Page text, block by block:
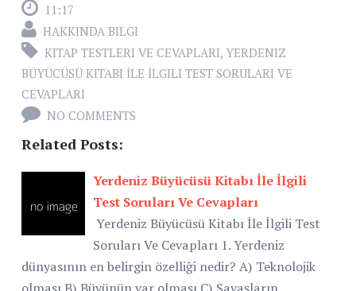
11:17
HAKKINDA BILGI
KITAP TESTLERI VE CEVAPLARI, YERDENIZ
BÜYÜCÜSÜ KITABI İLE İLGILI TEST SORULARI VE
CEVAPLARI
NO COMMENTS
Related Posts:
Yerdeniz Büyücüsü Kitabı İle İlgili
Test Soruları Ve Cevapları
Yerdeniz Büyücüsü Kitabı İle İlgili Test
Soruları Ve Cevapları 1. Yerdeniz
dünyasının en belirgin özelliği nedir? A) Teknolojik
olması B) Büyünün var olması C) Savaşların